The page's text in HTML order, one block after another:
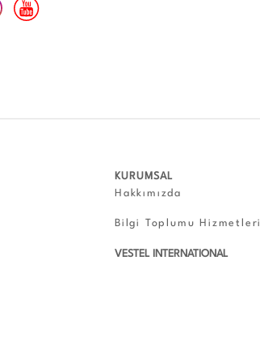
KURUMSAL
Hakkımızda
Bilgi Toplumu Hizmetleri
VESTEL INTERNATIONAL